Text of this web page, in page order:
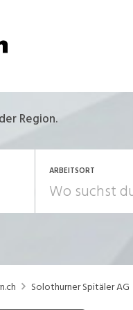
Region.
ARBEITSORT
Solothurner Spitäler AG